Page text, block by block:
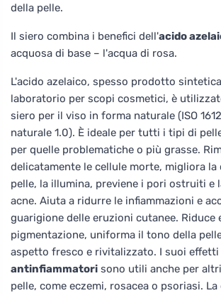
della pelle.
Il siero combina i benefici dell'acido
acquosa di base – l'acqua di rosa.
L'acido azelaico, spesso prodotto
laboratorio per scopi cosmetici, è
siero per il viso in forma naturale (ISO
naturale 1.0). È ideale per tutti i tipi di
per quelle problematiche o più grasse.
delicatamente le cellule morte, migliora la
pelle, la illumina, previene i pori ostruiti e
acne. Aiuta a ridurre le infiammazioni e
guarigione delle eruzioni cutanee. Riduce
pigmentazione, uniforma il tono della
aspetto fresco e rivitalizzato. I suoi effetti
antinfiammatori sono utili anche per
pelle, come eczemi, rosacea o psoriasi.